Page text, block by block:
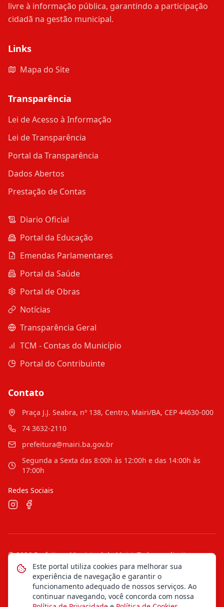
livre à informação pública, garantindo a participação
cidadã na gestão municipal.
Links
Mapa do Site
Transparência
Lei de Acesso à Informação
Lei de Transparência
Portal da Transparência
Dados Abertos
Prestação de Contas
Diario Oficial
Portal da Educação
Emendas Parlamentares
Portal da Saúde
Portal de Obras
Notícias
Transparência Geral
TCM - Contas do Município
Portal do Contribuinte
Contato
Praça J.J. Seabra, nº 138, Centro, Mairi/BA, CEP 44630-000
74 3632-2110
prefeitura@mairi.ba.gov.br
Segunda a Sexta das 8:00h às 12:00h e das 14:00h às
17:00h
Redes Sociais
©2026 Prefeitura Municipal de Mairi. Todos os direitos
reservados.
Mapa do Site
Notícias Transparência
Este portal utiliza cookies para melhorar sua
experiência de navegação e garantir o
funcionamento adequado de nossos serviços. Ao
continuar navegando, você concorda com nossa